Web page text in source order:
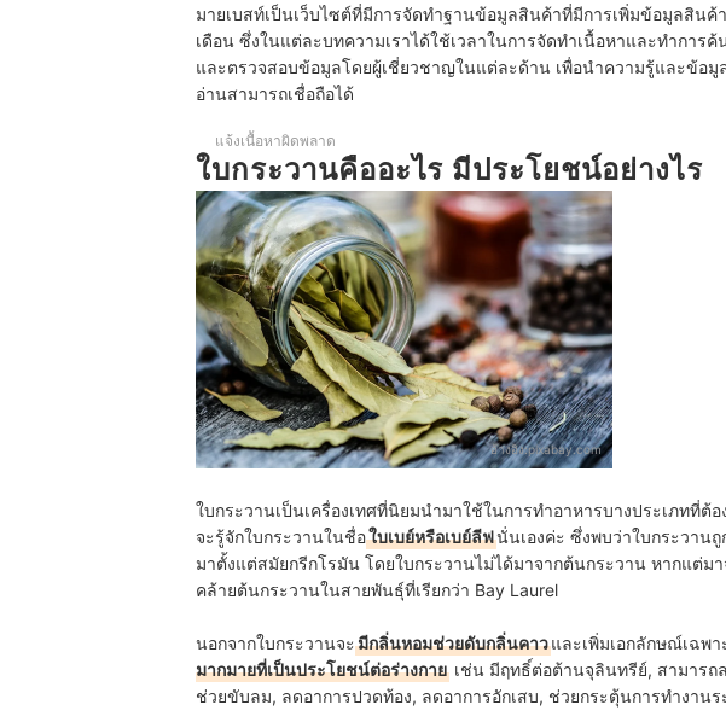
มายเบสท์เป็นเว็บไซต์ที่มีการจัดทำฐานข้อมูลสินค้าที่มีการเพิ่มข้อมูลสินค้
เดือน ซึ่งในแต่ละบทความเราได้ใช้เวลาในการจัดทำเนื้อหาและทำการ
และตรวจสอบข้อมูลโดยผู้เชี่ยวชาญในแต่ละด้าน เพื่อนำความรู้และข้อมู
อ่านสามารถเชื่อถือได้
แจ้งเนื้อหาผิดพลาด
ใบกระวานคืออะไร มีประโยชน์อย่างไร
อ้างอิง:pixabay.com
ใบกระวานเป็นเครื่องเทศที่นิยมนำมาใช้ในการทำอาหารบางประเภทที่ต้
จะรู้จักใบกระวานในชื่อใบเบย์หรือเบย์ลีฟนั่นเองค่ะ ซึ่งพบว่าใบกระวาน
มาตั้งแต่สมัยกรีกโรมัน โดยใบกระวานไม่ได้มาจากต้นกระวาน หากแต่
คล้ายต้นกระวานในสายพันธุ์ที่เรียกว่า Bay Laurel
นอกจากใบกระวานจะมีกลิ่นหอมช่วยดับกลิ่นคาวและเพิ่มเอกลักษณ์เฉพ
มากมายที่เป็นประโยชน์ต่อร่างกาย เช่น มีฤทธิ์ต่อต้านจุลินทรีย์, สามารถ
ช่วยขับลม, ลดอาการปวดท้อง, ลดอาการอักเสบ, ช่วยกระตุ้นการทำงาน